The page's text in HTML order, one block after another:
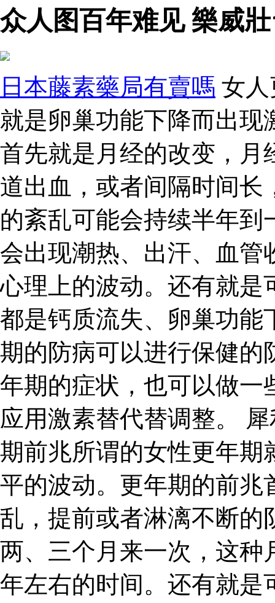
众人图百年难见 樂威
日本藤素藥局有賣嗎 女
就是卵巢功能下降而出现
首先就是月经的改变，月
道出血，或者间隔时间长
的紊乱可能会持续半年
会出现潮热、出汗、血管
心理上的波动。还有就是
都是钙质流失、卵巢功能
期的防病可以进行保健的
年期的症状，也可以做一
应用激素替代替调整。
期前兆所谓的女性更年期
平的波动。更年期的前兆
乱，提前或者淋漓不断的
两、三个月来一次，这种
年左右的时间。还有就是